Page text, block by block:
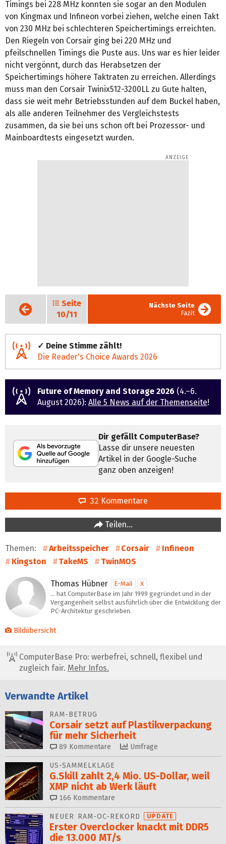
Timings bei 228 MHz konnten sie sogar an den Modulen
von Kingmax und Infineon vorbei ziehen, welche einen Takt
von 230 MHz bei schlechteren Speichertimings erreichten.
Den Riegeln von Corsair ging bei 220 MHz und
pfeilschnellen Timings die Puste aus. Uns war es hier leider
nicht vergönnt, durch das Herabsetzen der
Speichertimings höhere Taktraten zu erreichen. Allerdings
muss man den Corsair Twinix512-3200LL zu Gute halten,
dass sie weit mehr Betriebsstunden auf dem Buckel haben,
als alle anderen Teilnehmer des Vergleichstests
zusammen, da sie bei uns schon oft bei Prozessor- und
Mainboardtests eingesetzt wurden.
Vorige
Seite
Seite
10/11
Nächste Seite
Fazit
✓ Deine Stimme zählt!
Die Reader's Choice Awards 2026
Future of Memory and Storage 2026 (4.–6.
August 2026): Alle 5 News auf der Themenseite!
Dir gefällt ComputerBase?
Lasse dir unsere neuesten
Artikel in der Google-Suche
ganz oben anzeigen!
32 Kommentare
Teilen…
Themen: Arbeitsspeicher Corsair
Infineon
Kingston
TakeMS TwinMOS
Thomas Hübner E-Mail
X
… hat ComputerBase im Jahr 1999 gegründet und in der
Vergangenheit selbst ausführlich über die Entwicklung der
PC-Architektur geschrieben.
Bildübersicht
ComputerBase Pro: werbefrei, schnell, flexibel und
zugleich fair. Mehr Infos.
Verwandte Artikel
RAM-BETRUG
Corsair setzt auf Plastik­ver­packung
für mehr Sicherheit
89 Kommentare Umfrage
US-SAMMELKLAGE
G.Skill zahlt 2,4 Mio. US-Dollar, weil
XMP nicht ab Werk läuft
166 Kommentare
NEUER RAM-OC-REKORD UPDATE
Erster Overclocker knackt mit DDR5
die 13.000 MT/s